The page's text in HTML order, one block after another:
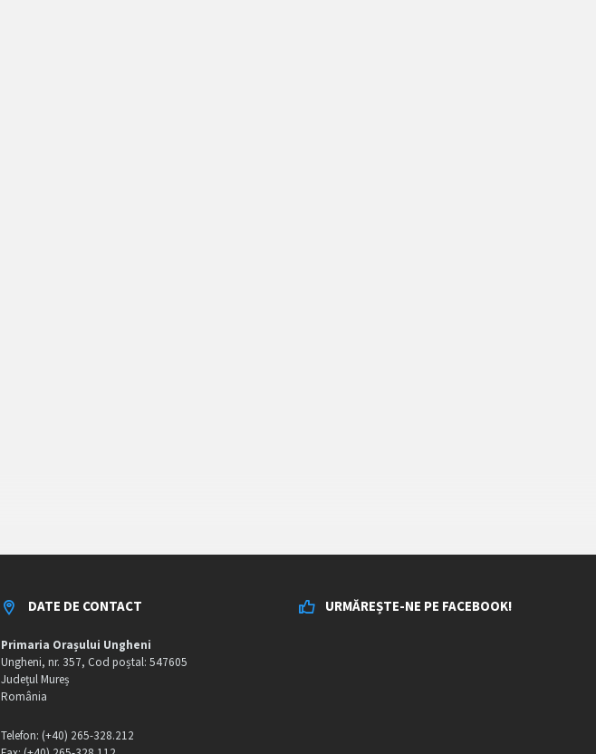
DATE DE CONTACT
Primaria Orașului Ungheni
Ungheni, nr. 357, Cod poștal: 547605
Județul Mureș
România
Telefon: (+40) 265-328.212
URMĂREȘTE-NE PE FACEBOOK!